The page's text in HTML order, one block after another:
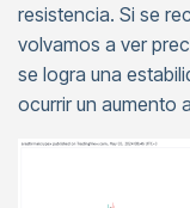
resistencia. Si se
volvamos a ver
se logra una
ocurrir un aumento